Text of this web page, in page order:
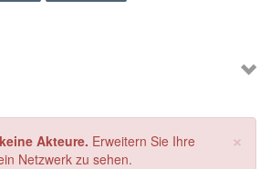
×
Akteure. Erweitern Sie Ihre
Netzwerk zu sehen.